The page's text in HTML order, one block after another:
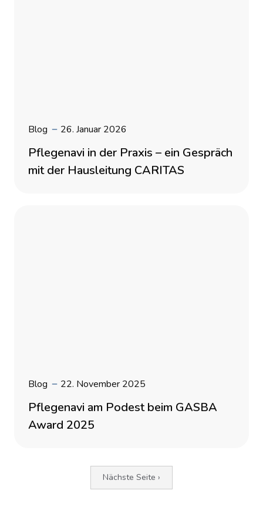
Blog 26. Januar 2026
Pflegenavi in der Praxis – ein Gespräch
mit der Hausleitung CARITAS
Blog 22. November 2025
Pflegenavi am Podest beim GASBA
Award 2025
Nächste Seite ›